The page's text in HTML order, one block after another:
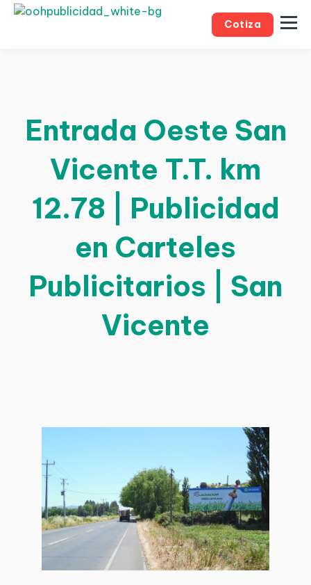
Cotiza
Entrada Oeste San
Vicente T.T. km
12.78 | Publicidad
en Carteles
Publicitarios | San
Vicente